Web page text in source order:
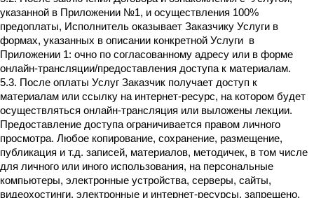
указанной в Приложении №1, и осуществления 100%
предоплаты, Исполнитель оказывает Заказчику Услуги в
формах, указанных в описании конкретной Услуги в
Приложении 1: очно по согласованному адресу или в форме
онлайн-трансляции/предоставления доступа к материалам.
5.3. После оплаты Услуг Заказчик получает доступ к
материалам или ссылку на интернет-ресурс, на котором будет
осуществляться онлайн-трансляция или выложены лекции.
Предоставление доступа ограничивается правом личного
просмотра. Любое копирование, сохранение, размещение,
публикация и т.д. записей, материалов, методичек, в том числе
для личного или иного использования, на персональные
компьютеры, электронные устройства, серверы, сайты,
видеохостинги, электронные и интернет-ресурсы, запрещено.